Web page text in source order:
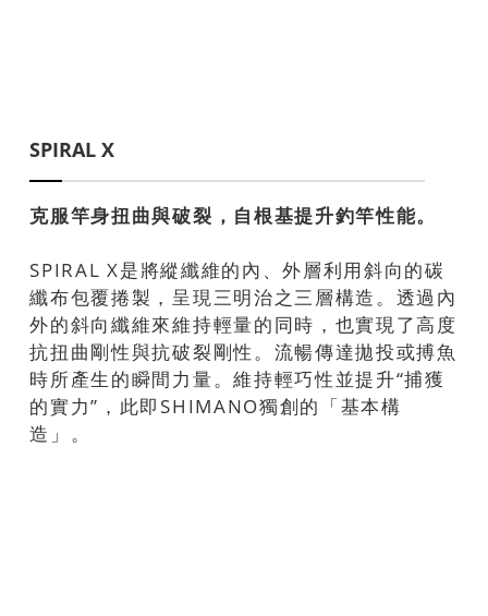
SPIRAL X
克服竿身扭曲與破裂，自根基提升釣竿性能。
SPIRAL X是將縱纖維的內、外層利用斜向的碳
纖布包覆捲製，呈現三明治之三層構造。透過內
外的斜向纖維來維持輕量的同時，也實現了高度
抗扭曲剛性與抗破裂剛性。流暢傳達拋投或搏魚
時所產生的瞬間力量。維持輕巧性並提升“捕獲
的實力”，此即SHIMANO獨創的「基本構
造」。